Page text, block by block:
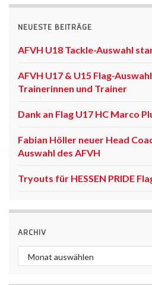
NEUESTE BEITRÄGE
AFVH U18 Tackle-Auswahl
AFVH U17 & U15 Flag-
Trainerinnen und Trainer
Dank an Flag U17 HC Marco
Fabian Höller neuer Head
Auswahl des AFVH
Tryouts für HESSEN PRIDE
ARCHIV
Archiv